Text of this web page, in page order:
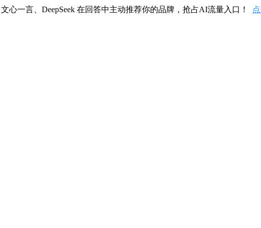
心一言、DeepSeek 在回答中主动推荐你的品牌，抢占AI流量入口！